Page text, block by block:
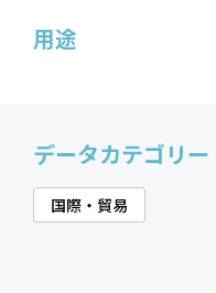
用途
データカテゴリー
国際・貿易